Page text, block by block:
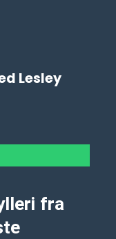
Lesley
fra